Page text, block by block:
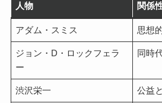
人物 関係
アダム・スミス 思想
ジョン・D・ロックフェラ
ー
同時
渋沢栄一 公益